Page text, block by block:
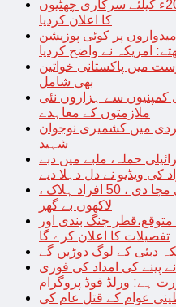
متحدہ عرب امارات نے سال 2024ء کیلئے سرکاری چھٹیوں
کا اعلان کردیا
پر کوئی پوزیشن
امریکہ نے واضح کردیا
کی فہرست میں پاکستانی خواتین
بھی شامل
سے ہزاروں نئی
ملازمتوں کے معاہدے
میں کشمیری نوجوان
شہید
حملہ، ملبے میں دبے
کی ویڈیو نے دل دہلا دیے
صومالیہ میں سیلاب نے تباہی مچا دی ، 50 افراد ہلاک ،
لاکھوں بے گھر
جنگ بندی اور
تفصیلات کا اعلان کرے گا
دبئی کے لوگ دوڑیں گے
کو کھانے پینے کی امداد کی فوری
ہے: ورلڈ فوڈ پروگرام
عوام کے قتل عام کی